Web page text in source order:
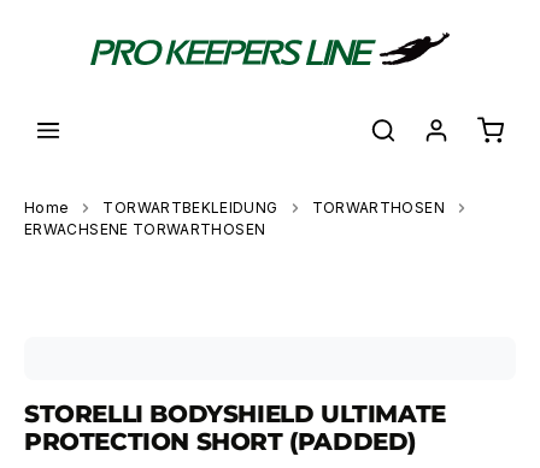
Home TORWARTBEKLEIDUNG
TORWARTHOSEN
ERWACHSENE TORWARTHOSEN
STORELLI BODYSHIELD ULTIMATE
PROTECTION SHORT (PADDED)